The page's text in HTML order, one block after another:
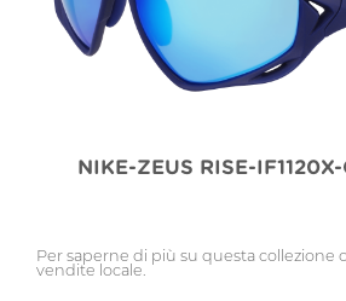
NIKE-ZEUS RISE-
Per saperne di più su questa collezione
vendite locale.